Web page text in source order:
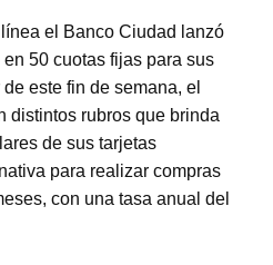
el Banco Ciudad lanzó
50 cuotas fijas para sus
este fin de semana, el
distintos rubros que brinda
de sus tarjetas
para realizar compras
con una tasa anual del